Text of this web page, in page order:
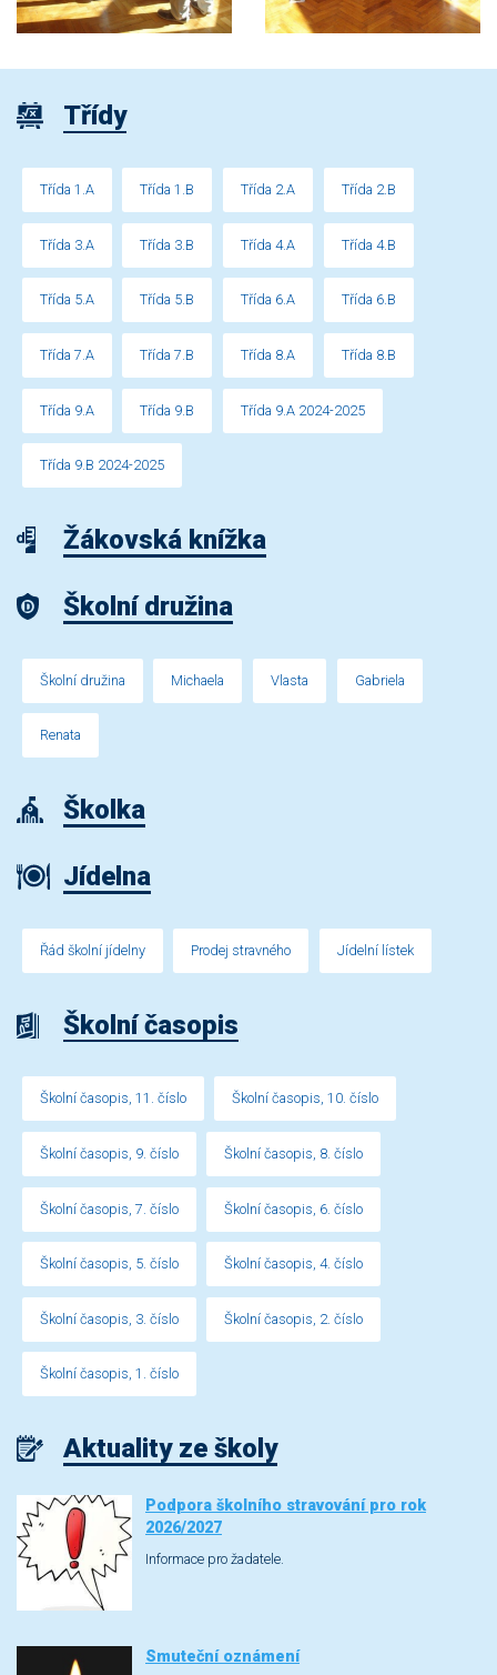
Třídy
Třída 1.A Třída 1.B Třída 2.A Třída 2.B
Třída 3.A Třída 3.B Třída 4.A Třída 4.B
Třída 5.A Třída 5.B Třída 6.A Třída 6.B
Třída 7.A Třída 7.B Třída 8.A Třída 8.B
Třída 9.A Třída 9.B Třída 9.A 2024-2025
Třída 9.B 2024-2025
Žákovská knížka
Školní družina
Školní družina Michaela Vlasta Gabriela
Renata
Školka
Jídelna
Řád školní jídelny Prodej stravného Jídelní lístek
Školní časopis
Školní časopis, 11. číslo Školní časopis, 10. číslo
Školní časopis, 9. číslo Školní časopis, 8. číslo
Školní časopis, 7. číslo Školní časopis, 6. číslo
Školní časopis, 5. číslo Školní časopis, 4. číslo
Školní časopis, 3. číslo Školní časopis, 2. číslo
Školní časopis, 1. číslo
Aktuality ze školy
Podpora školního stravování pro rok
2026/2027
Informace pro žadatele.
Smuteční oznámení